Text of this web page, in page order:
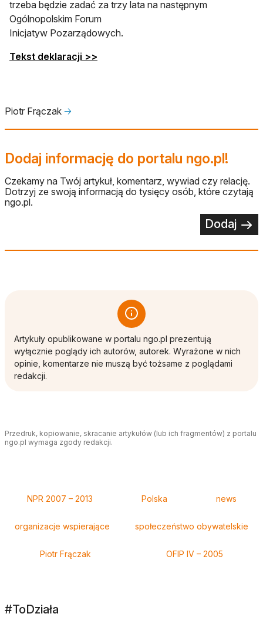
trzeba będzie zadać za trzy lata na następnym
Ogólnopolskim Forum
Inicjatyw Pozarządowych.
Tekst deklaracji >>
Piotr Frączak 🡢
Dodaj informację do portalu ngo.pl!
Czekamy na Twój artykuł, komentarz, wywiad czy relację.
Dotrzyj ze swoją informacją do tysięcy osób, które czytają
ngo.pl.
Dodaj
Artykuły opublikowane w portalu ngo.pl prezentują
wyłącznie poglądy ich autorów, autorek. Wyrażone w nich
opinie, komentarze nie muszą być tożsame z poglądami
redakcji.
Przedruk, kopiowanie, skracanie artykułów (lub ich fragmentów) z portalu
ngo.pl wymaga zgody redakcji.
NPR 2007 – 2013 Polska news
organizacje wspierające społeczeństwo obywatelskie
Piotr Frączak OFIP IV – 2005
#ToDziała